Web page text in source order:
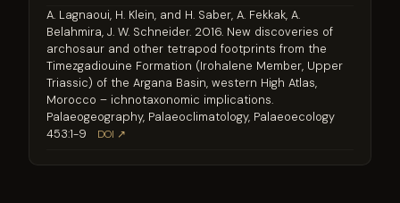
A. Lagnaoui, H. Klein, and H. Saber, A. Fekkak, A.
Belahmira, J. W. Schneider. 2016. New discoveries of
archosaur and other tetrapod footprints from the
Timezgadiouine Formation (Irohalene Member, Upper
Triassic) of the Argana Basin, western High Atlas,
Morocco – ichnotaxonomic implications.
Palaeogeography, Palaeoclimatology, Palaeoecology
453:1-9
DOI ↗